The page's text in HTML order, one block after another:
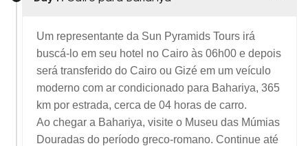
Um representante da Sun Pyramids Tours irá
buscá-lo em seu hotel no Cairo às 06h00 e depois
será transferido do Cairo ou Gizé em um veículo
moderno com ar condicionado para Bahariya, 365
km por estrada, cerca de 04 horas de carro.
Ao chegar a Bahariya, visite o Museu das Múmias
Douradas do período greco-romano. Continue até